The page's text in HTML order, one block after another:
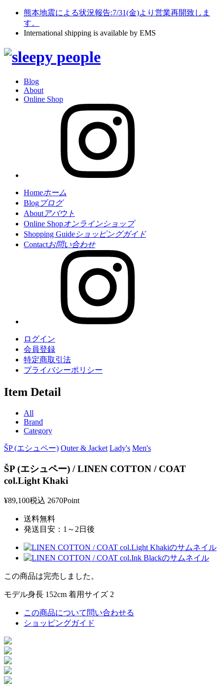
熊本地震による状況報告:7/31(金)より営業再開致しま
す。
International shipping is available by EMS
Blog
About
Online Shop
Homeホーム
Blogブログ
About アバウト
Online Shopオンラインショップ
Shopping Guideショッピングガイド
Contactお問い合わせ
ログイン
会員登録
特定商取引法
プライバシーポリシー
Item Detail
All
Brand
Category
ŠP (エシュペー) Outer & Jacket Lady's Men's
ŠP (エシュペー) / LINEN COTTON / COAT
col.Light Khaki
¥89,100税込 2670Point
送料無料
発送目安：1～2日後
この商品は完売しました。
モデル身長 152cm 着用サイズ 2
この商品について問い合わせる
ショッピングガイド